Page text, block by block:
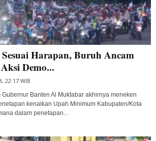
Harapan, Buruh Ancam
Demo...
22:17 WIB
Banten Al Muktabar akhirnya meneken
kenaikan Upah Minimum Kabupaten/Kota
dalam penetapan...